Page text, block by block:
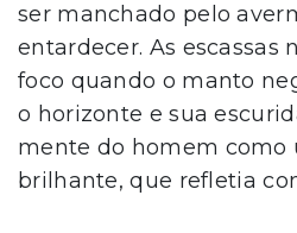
ser manchado pelo
entardecer. As escassas
foco quando o manto
o horizonte e sua
mente do homem como
brilhante, que refletia